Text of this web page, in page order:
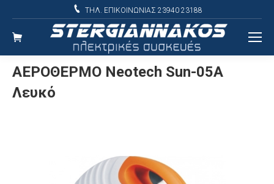
ΤΗΛ. ΕΠΙΚΟΙΝΩΝΙΑΣ 23940 23188
ΑΕΡΟΘΕΡΜΟ Neotech Sun-05A
Λευκό